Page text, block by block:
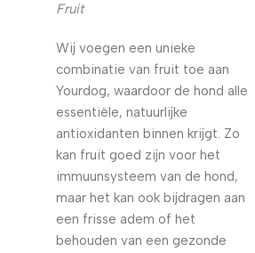
Fruit
Wij voegen een unieke
combinatie van fruit toe aan
Yourdog, waardoor de hond alle
essentiële, natuurlijke
antioxidanten binnen krijgt. Zo
kan fruit goed zijn voor het
immuunsysteem van de hond,
maar het kan ook bijdragen aan
een frisse adem of het
behouden van een gezonde